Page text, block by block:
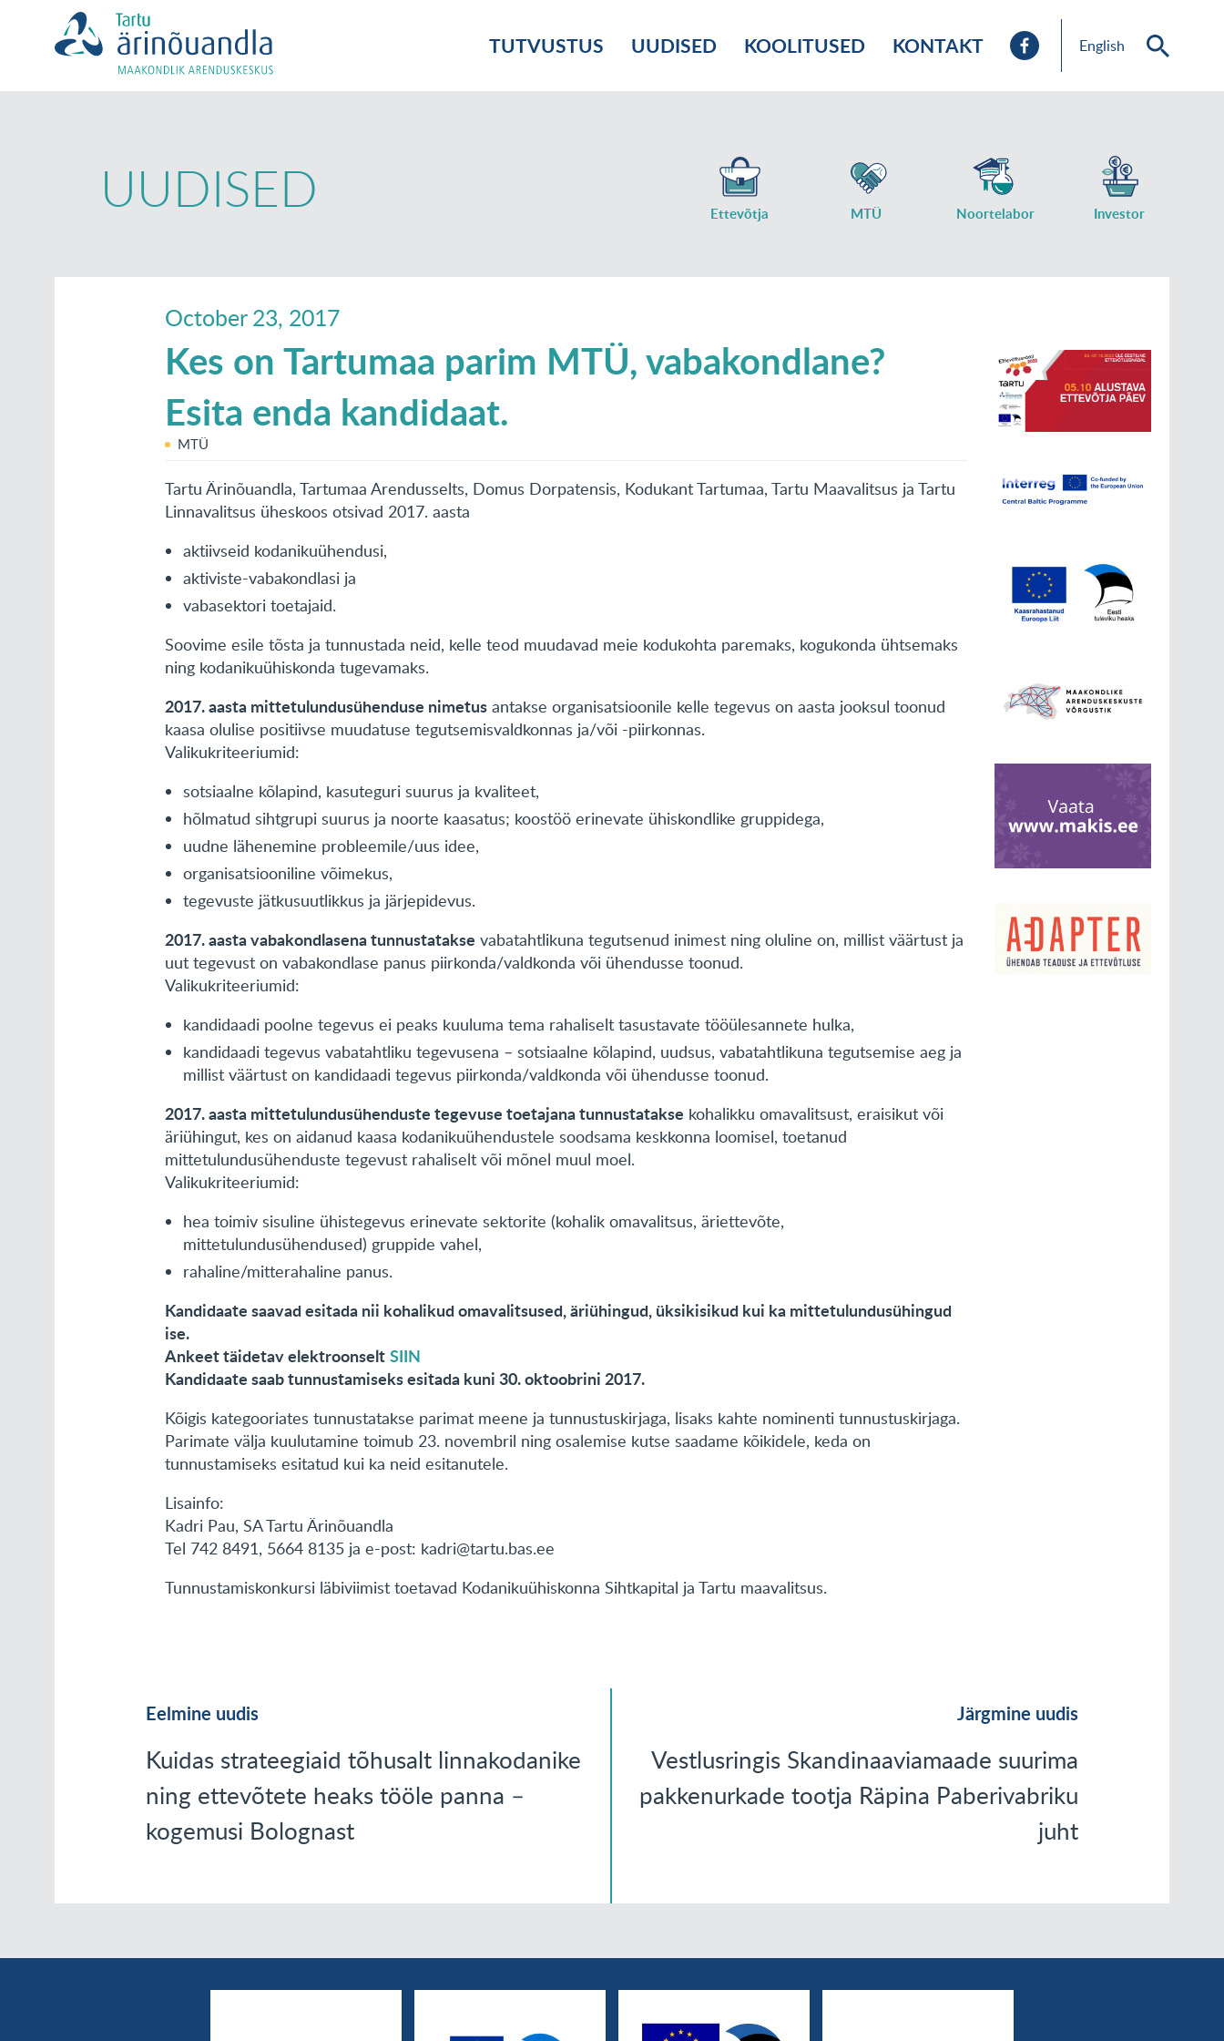
TUTVUSTUS UUDISED KOOLITUSED KONTAKT English
UUDISED Ettevõtja MTÜ Noortelabor Investor
October 23, 2017
Kes on Tartumaa parim MTÜ, vabakondlane?
Esita enda kandidaat.
MTÜ
Tartu Ärinõuandla, Tartumaa Arendusselts, Domus Dorpatensis, Kodukant Tartumaa, Tartu Maavalitsus ja Tartu
Linnavalitsus üheskoos otsivad 2017. aasta
aktiivseid kodanikuühendusi,
aktiviste-vabakondlasi ja
vabasektori toetajaid.
Soovime esile tõsta ja tunnustada neid, kelle teod muudavad meie kodukohta paremaks, kogukonda ühtsemaks
ning kodanikuühiskonda tugevamaks.
2017. aasta mittetulundusühenduse nimetus antakse organisatsioonile kelle tegevus on aasta jooksul toonud
kaasa olulise positiivse muudatuse tegutsemisvaldkonnas ja/või -piirkonnas.
Valikukriteeriumid:
sotsiaalne kõlapind, kasuteguri suurus ja kvaliteet,
hõlmatud sihtgrupi suurus ja noorte kaasatus; koostöö erinevate ühiskondlike gruppidega,
uudne lähenemine probleemile/uus idee,
organisatsiooniline võimekus,
tegevuste jätkusuutlikkus ja järjepidevus.
2017. aasta vabakondlasena tunnustatakse vabatahtlikuna tegutsenud inimest ning oluline on, millist väärtust ja
uut tegevust on vabakondlase panus piirkonda/valdkonda või ühendusse toonud.
Valikukriteeriumid:
kandidaadi poolne tegevus ei peaks kuuluma tema rahaliselt tasustavate tööülesannete hulka,
kandidaadi tegevus vabatahtliku tegevusena – sotsiaalne kõlapind, uudsus, vabatahtlikuna tegutsemise aeg ja
millist väärtust on kandidaadi tegevus piirkonda/valdkonda või ühendusse toonud.
2017. aasta mittetulundusühenduste tegevuse toetajana tunnustatakse kohalikku omavalitsust, eraisikut või
äriühingut, kes on aidanud kaasa kodanikuühendustele soodsama keskkonna loomisel, toetanud
mittetulundusühenduste tegevust rahaliselt või mõnel muul moel.
Valikukriteeriumid:
hea toimiv sisuline ühistegevus erinevate sektorite (kohalik omavalitsus, äriettevõte,
mittetulundusühendused) gruppide vahel,
rahaline/mitterahaline panus.
Kandidaate saavad esitada nii kohalikud omavalitsused, äriühingud, üksikisikud kui ka mittetulundusühingud
ise.
Ankeet täidetav elektroonseltSIIN
Kandidaate saab tunnustamiseks esitada kuni 30. oktoobrini 2017.
Kõigis kategooriates tunnustatakse parimat meene ja tunnustuskirjaga, lisaks kahte nominenti tunnustuskirjaga.
Parimate välja kuulutamine toimub 23. novembril ning osalemise kutse saadame kõikidele, keda on
tunnustamiseks esitatud kui ka neid esitanutele.
Lisainfo:
Kadri Pau, SA Tartu Ärinõuandla
Tel 742 8491, 5664 8135 ja e-post: kadri@tartu.bas.ee
Tunnustamiskonkursi läbiviimist toetavad Kodanikuühiskonna Sihtkapital ja Tartu maavalitsus.
Järgmine uudis
Vestlusringis Skandinaaviamaade suurima
pakkenurkade tootja Räpina Paberivabriku
juht
Eelmine uudis
Kuidas strateegiaid tõhusalt linnakodanike
ning ettevõtete heaks tööle panna –
kogemusi Bolognast